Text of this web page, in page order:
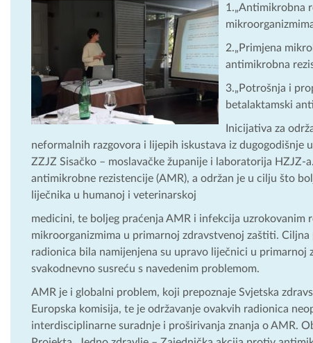
1.„Antimikrobna
2.„Primjena
antimikrobna
3.„Potrošnja i
betalaktamski
Inicijativa za
neformalnih razgovora i lijepih iskustava iz dugogodišnje
ZZJZ Sisačko – moslavačke županije i laboratorija
antimikrobne rezistencije (AMR), a održan je u cilju što
liječnika u humanoj i veterinarskoj
medicini, te boljeg praćenja AMR i infekcija uzrokovanim
mikroorganizmima u primarnoj zdravstvenoj zaštiti.
radionica bila namijenjena su upravo liječnici u primarnoj
svakodnevno susreću s navedenim problemom.
AMR je i globalni problem, koji prepoznaje Svjetska
Europska komisija, te je održavanje ovakvih radionica
interdisciplinarne suradnje i proširivanja znanja o AMR.